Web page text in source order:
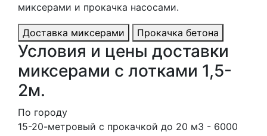
миксерами и прокачка насосами.
Доставка миксерами Прокачка бетона
Условия и цены доставки
миксерами с лотками 1,5-
2м.
По городу
15-20-метровый с прокачкой до 20 м3 - 6000